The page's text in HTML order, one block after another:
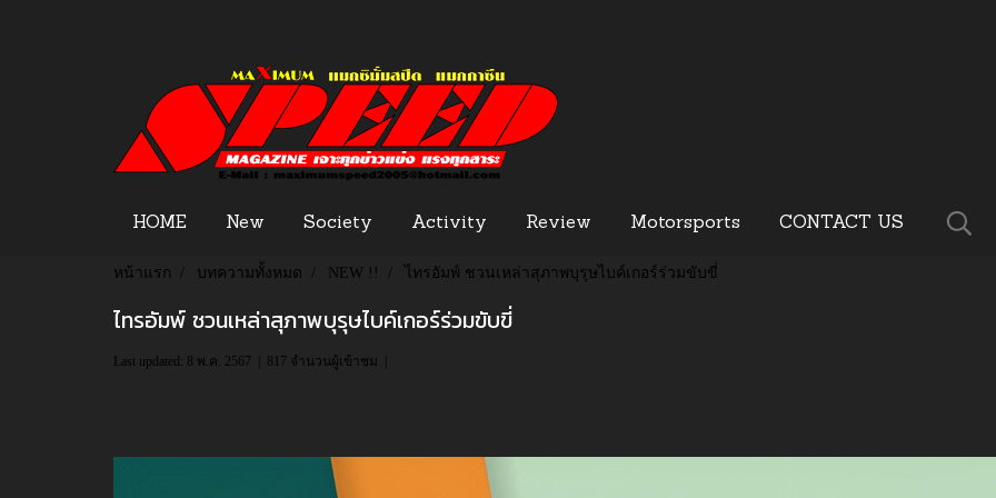
HOME New Society Activity Review Motorsports CONTACT US
หน้าแรก บทความทั้งหมด NEW !! ไทรอัมพ์ ชวนเหล่าสุภาพบุรุษไบค์เกอร์ร่วมขับขี่
ไทรอัมพ์ ชวนเหล่าสุภาพบุรุษไบค์เกอร์ร่วมขับขี่
Last updated: 8 พ.ค. 2567 817 จำนวนผู้เข้าชม